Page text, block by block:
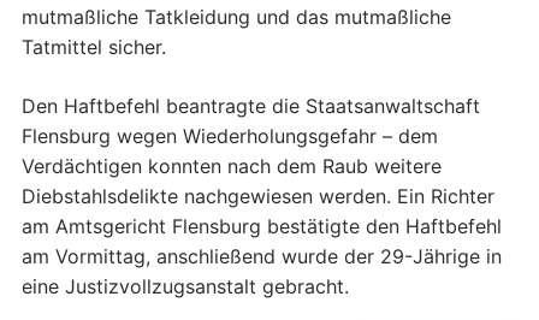
mutmaßliche Tatkleidung und das mutmaßliche
Tatmittel sicher.
Den Haftbefehl beantragte die Staatsanwaltschaft
Flensburg wegen Wiederholungsgefahr – dem
Verdächtigen konnten nach dem Raub weitere
Diebstahlsdelikte nachgewiesen werden. Ein Richter
am Amtsgericht Flensburg bestätigte den Haftbefehl
am Vormittag, anschließend wurde der 29-Jährige in
eine Justizvollzugsanstalt gebracht.